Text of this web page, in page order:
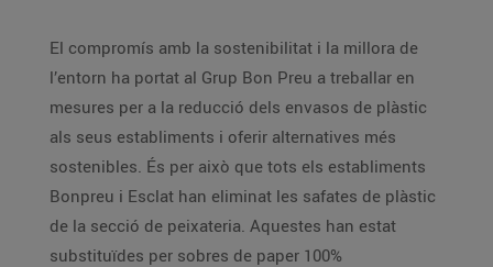
El compromís amb la sostenibilitat i la millora de
l’entorn ha portat al Grup Bon Preu a treballar en
mesures per a la reducció dels envasos de plàstic
als seus establiments i oferir alternatives més
sostenibles. És per això que tots els establiments
Bonpreu i Esclat han eliminat les safates de plàstic
de la secció de peixateria. Aquestes han estat
substituïdes per sobres de paper 100%